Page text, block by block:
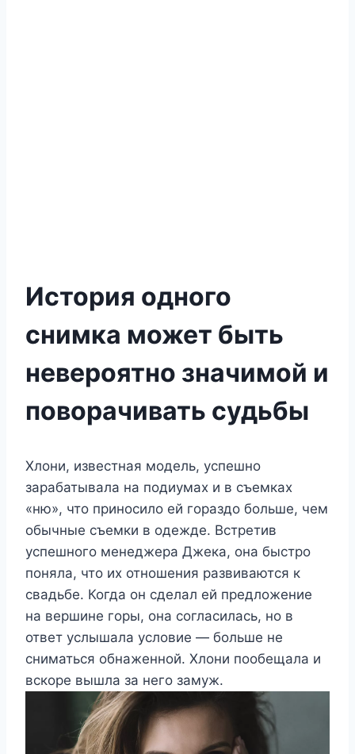
История одного
снимка может быть
невероятно значимой и
поворачивать судьбы
Хлони, известная модель, успешно
зарабатывала на подиумах и в съемках
«ню», что приносило ей гораздо больше, чем
обычные съемки в одежде. Встретив
успешного менеджера Джека, она быстро
поняла, что их отношения развиваются к
свадьбе. Когда он сделал ей предложение
на вершине горы, она согласилась, но в
ответ услышала условие — больше не
сниматься обнаженной. Хлони пообещала и
вскоре вышла за него замуж.